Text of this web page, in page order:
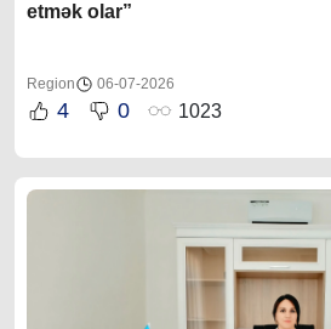
etmək olar”
Region 06-07-2026
4 0 1023